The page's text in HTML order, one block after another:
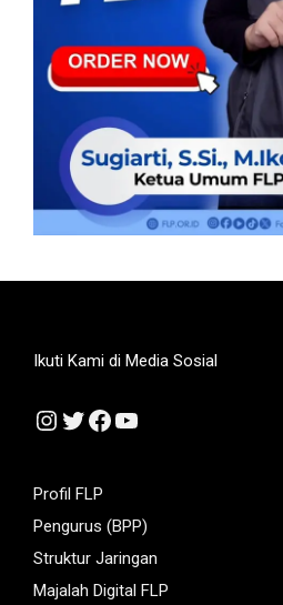
Ikuti Kami di Media Sosial
Instagram
Twitter
Facebook
YouTube
Profil FLP
Pengurus (BPP)
Struktur Jaringan
Majalah Digital FLP